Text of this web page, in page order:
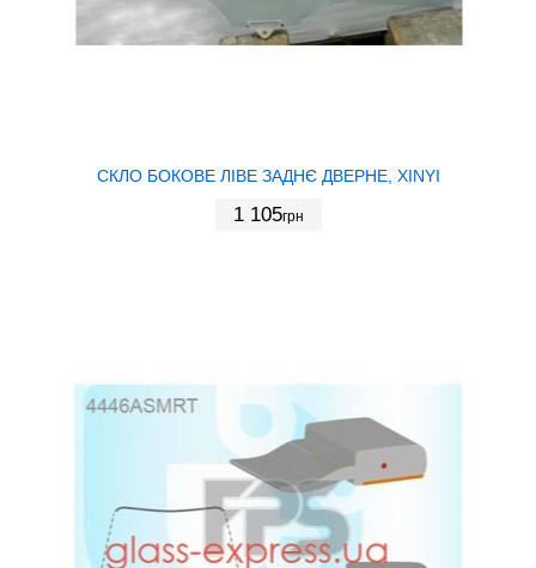
СКЛО БОКОВЕ ЛІВЕ ЗАДНЄ ДВЕРНЕ, XINYI
1 105грн